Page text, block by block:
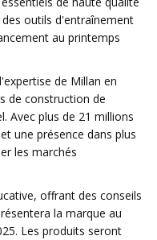
outils d'entraînement
au printemps
de Millan en
de construction de
Avec plus de 21 millions
une présence dans plus
les marchés
offrant des conseils
la marque au
Les produits seront